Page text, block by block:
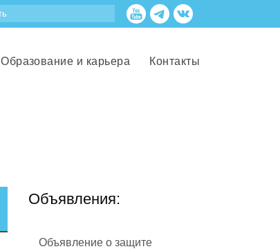
Образование и карьера Контакты
Объявления:
Объявление о защите